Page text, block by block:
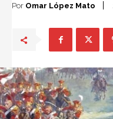
Por Omar López Mato